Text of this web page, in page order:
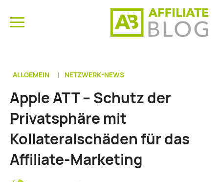
ALLGEMEIN NETZWERK-NEWS
Apple ATT – Schutz der
Privatsphäre mit
Kollateralschäden für das
Affiliate-Marketing